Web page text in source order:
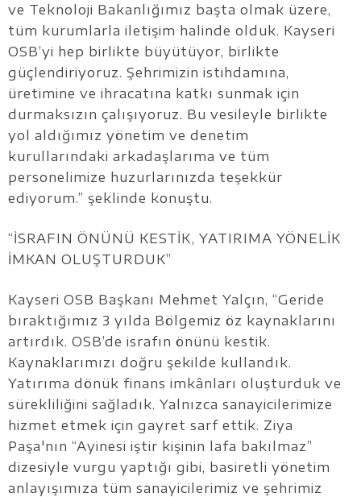
ve Teknoloji Bakanlığımız başta olmak üzere,
tüm kurumlarla iletişim halinde olduk. Kayseri
OSB’yi hep birlikte büyütüyor, birlikte
güçlendiriyoruz. Şehrimizin istihdamına,
üretimine ve ihracatına katkı sunmak için
durmaksızın çalışıyoruz. Bu vesileyle birlikte
yol aldığımız yönetim ve denetim
kurullarındaki arkadaşlarıma ve tüm
personelimize huzurlarınızda teşekkür
ediyorum.” şeklinde konuştu.
“İSRAFIN ÖNÜNÜ KESTİK, YATIRIMA YÖNELİK
İMKAN OLUŞTURDUK”
Kayseri OSB Başkanı Mehmet Yalçın, “Geride
bıraktığımız 3 yılda Bölgemiz öz kaynaklarını
artırdık. OSB’de israfın önünü kestik.
Kaynaklarımızı doğru şekilde kullandık.
Yatırıma dönük finans imkânları oluşturduk ve
sürekliliğini sağladık. Yalnızca sanayicilerimize
hizmet etmek için gayret sarf ettik. Ziya
Paşa'nın “Ayinesi iştir kişinin lafa bakılmaz”
dizesiyle vurgu yaptığı gibi, basiretli yönetim
anlayışımıza tüm sanayicilerimiz ve şehrimiz